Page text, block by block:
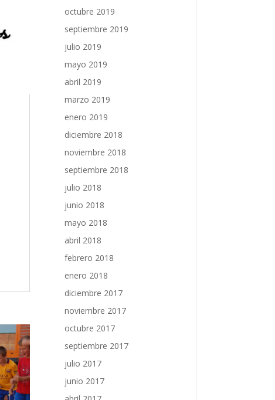
octubre 2019
septiembre 2019
julio 2019
mayo 2019
abril 2019
marzo 2019
enero 2019
diciembre 2018
noviembre 2018
septiembre 2018
julio 2018
junio 2018
mayo 2018
abril 2018
febrero 2018
enero 2018
diciembre 2017
noviembre 2017
octubre 2017
septiembre 2017
julio 2017
junio 2017